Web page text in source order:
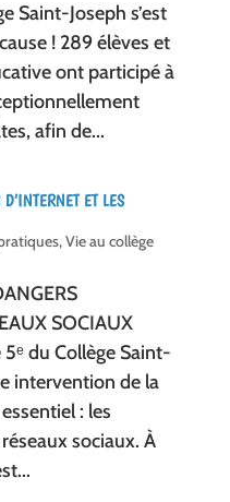
Saint-Joseph s’est
! 289 élèves et
ont participé à
afin de...
ET LES
,Vie au collège
SOCIAUX
du Collège Saint-
intervention de la
: les
sociaux. À